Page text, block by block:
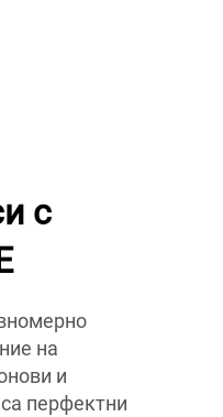
с
на
и
перфектни